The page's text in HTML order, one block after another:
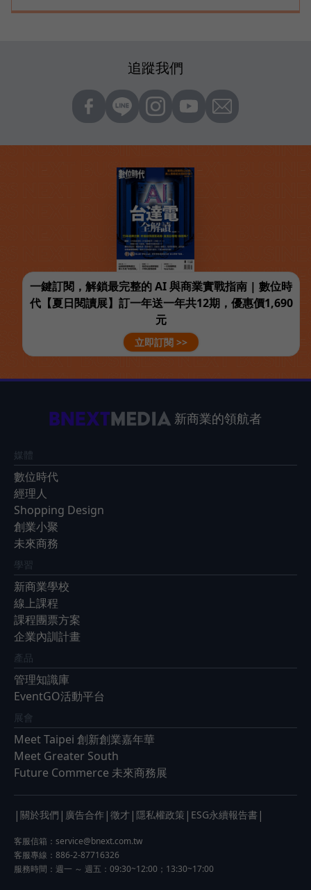
追蹤我們
一鍵訂閱，解鎖最完整的 AI 與商業實戰指南 | 數位時
代【夏日閱讀展】訂一年送一年共12期，優惠價1,690
元
立即訂閱 >>
新商業的領航者
媒體
數位時代
經理人
Shopping Design
創業小聚
未來商務
學習
新商業學校
線上課程
課程團票方案
企業內訓計畫
產品
管理知識庫
EventGO活動平台
展會
Meet Taipei 創新創業嘉年華
Meet Greater South
Future Commerce 未來商務展
| 關於我們 | 廣告合作 | 徵才 | 隱私權政策 | ESG永續報告書 |
客服信箱： service@bnext.com.tw
客服專線：886-2-87716326
服務時間：週一 ～ 週五：09:30~12:00；13:30~17:00